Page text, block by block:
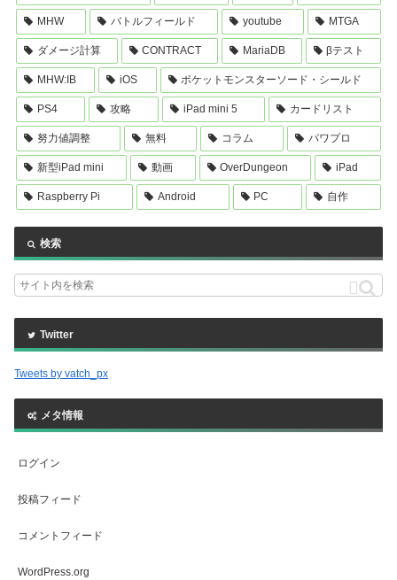
MHW バトルフィールド youtube MTGA
ダメージ計算 CONTRACT MariaDB βテスト
MHW:IB iOS ポケットモンスターソード・シールド
PS4 攻略 iPad mini 5 カードリスト
努力値調整 無料 コラム パワプロ
新型iPad mini 動画 OverDungeon iPad
Raspberry Pi Android PC 自作
検索
Twitter
Tweets by vatch_px
メタ情報
ログイン
投稿フィード
コメントフィード
WordPress.org